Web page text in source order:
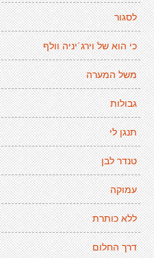
לסגור
כי הוא של וירג´יניה וולף
משל המערה
גבולות
תנגן לי
טנדר לבן
עמוקה
ללא כותרת
דרך החלום